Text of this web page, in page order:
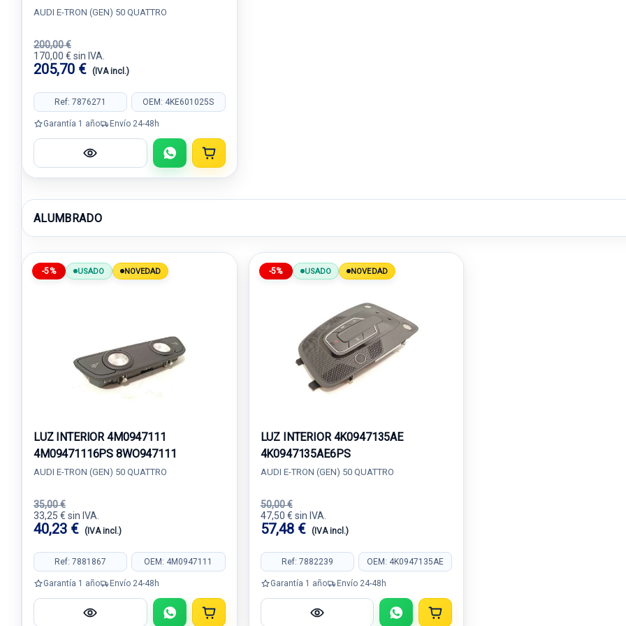
AUDI E-TRON (GEN) 50 QUATTRO
200,00 €
170,00 € sin IVA.
205,70 € (IVA incl.)
Ref: 7876271 OEM: 4KE601025S
Garantía 1 año Envío 24-48h
ALUMBRADO
-5% USADO NOVEDAD
LUZ INTERIOR 4M0947111
4M09471116PS 8WO947111
AUDI E-TRON (GEN) 50 QUATTRO
35,00 €
33,25 € sin IVA.
40,23 € (IVA incl.)
Ref: 7881867 OEM: 4M0947111
Garantía 1 año Envío 24-48h
-5% USADO NOVEDAD
LUZ INTERIOR 4K0947135AE
4K0947135AE6PS
AUDI E-TRON (GEN) 50 QUATTRO
50,00 €
47,50 € sin IVA.
57,48 € (IVA incl.)
Ref: 7882239 OEM: 4K0947135AE
Garantía 1 año Envío 24-48h